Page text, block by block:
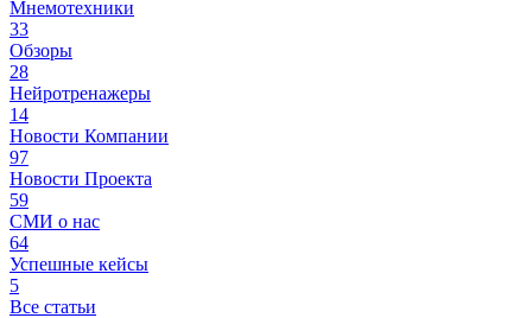
Мнемотехники
33
Обзоры
28
Нейротренажеры
14
Новости Компании
97
Новости Проекта
59
СМИ о нас
64
Успешные кейсы
5
Все статьи